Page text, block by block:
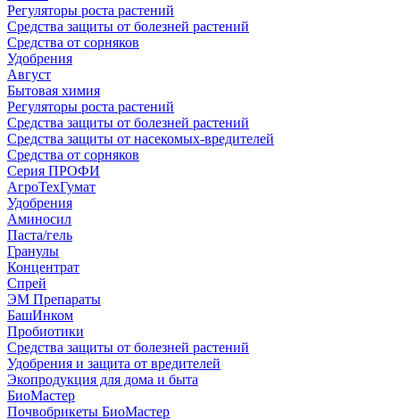
Регуляторы роста растений
Средства защиты от болезней растений
Средства от сорняков
Удобрения
Август
Бытовая химия
Регуляторы роста растений
Средства защиты от болезней растений
Средства защиты от насекомых-вредителей
Средства от сорняков
Серия ПРОФИ
АгроТехГумат
Удобрения
Аминосил
Паста/гель
Гранулы
Концентрат
Спрей
ЭМ Препараты
БашИнком
Пробиотики
Средства защиты от болезней растений
Удобрения и защита от вредителей
Экопродукция для дома и быта
БиоМастер
Почвобрикеты БиоМастер